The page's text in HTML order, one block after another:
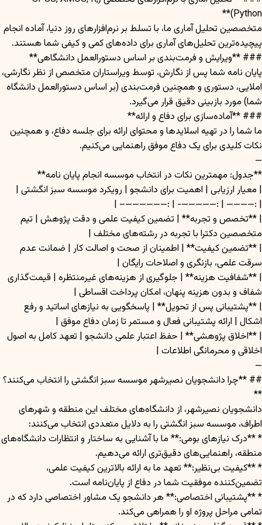
Python)**
متخصصین تحلیل آماری ما، با تسلط بر نرم‌افزارهای روز دنیا، آماده انجام
پیچیده‌ترین تحلیل‌های آماری برای داده‌های کمی و کیفی شما هستند.
### **ویرایش و فرمت‌بندی بر اساس دستورالعمل دانشگاهی**
پایان نامه شما پس از نگارش، توسط ویراستاران متخصص از نظر نگارشی،
املایی، دستوری و همچنین فرمت‌بندی (بر اساس دستورالعمل دانشگاه
شما) مورد بازبینی دقیق قرار می‌گیرد.
### **آماده‌سازی برای دفاع و ارائه**
ما شما را در تهیه اسلایدها و محتوای ارائه برای جلسه دفاع، و همچنین
نکات کلیدی برای یک دفاع موفق راهنمایی می‌کنیم.
—
**جدول: مهمترین نکات در انتخاب موسسه انجام پایان نامه**
| معیار ارزیابی | اهمیت برای دانشجو | رویکرد موسسه سبز انگشتی |
| :———— | :—————- | :——————– |
| **تخصص و تجربه** | تضمین کیفیت علمی و دقت پژوهش | تیم
متخصصین دکترا با تجربه در رشته‌های مختلف |
| **تضمین کیفیت** | اطمینان از صحت و اصالت کار | ضمانت عدم
سرقت علمی، بازنگری و اصلاحات رایگان |
| **شفافیت هزینه** | جلوگیری از هزینه‌های غیرمنتظره | قیمت‌گذاری
شفاف و بدون هزینه پنهان، امکان پرداخت اقساطی |
| **پشتیبانی پس از تحویل** | پاسخگویی به نیازهای اساتید و رفع
اشکال | ارائه پشتیبانی فعال و مستمر تا زمان دفاع موفق |
| **اخلاق پژوهشی** | حفظ اعتبار علمی دانشجو | تعهد کامل به اصول
اخلاقی و محرمانگی اطلاعات |
—
## **چرا دانشجویان نصیرشهر موسسه سبز انگشتی را انتخاب می‌کنند؟
**
دانشجویان نصیرشهر، از دانشگاه‌های مختلف این منطقه و شهرهای
اطراف، موسسه سبز انگشتی را به دلایل متعددی انتخاب می‌کنند:
* **درک نیازهای بومی:** ما با آشنایی به ساختار و انتظارات دانشگاه‌های
منطقه، راهنمایی‌های دقیق‌تری ارائه می‌دهیم.
* **کیفیت بی‌نظیر:** تعهد ما به ارائه بالاترین کیفیت علمی،
تضمین‌کننده موفقیت شما در دفاع از پایان‌نامه است.
* **پشتیبانی اختصاصی:** هر دانشجو یک مشاور اختصاصی دارد که در
تمامی مراحل پروژه او را همراهی می‌کند.